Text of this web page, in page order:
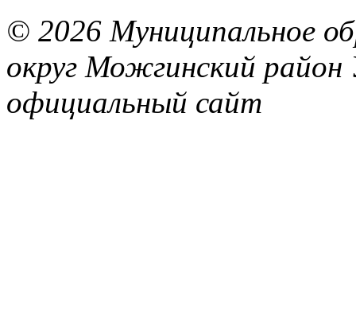
© 2026 Муниципальное
округ Можгинский район
официальный сайт